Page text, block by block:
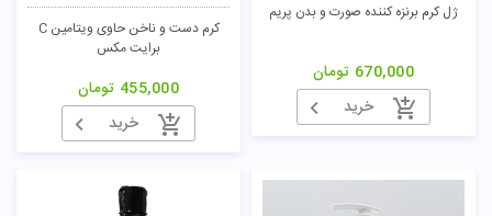
ژل کرم برنزه کننده صورت و بدن پریم
670,000 تومان
خرید
کرم دست و ناخن حاوی ویتامین C
برایت مکس
455,000 تومان
خرید